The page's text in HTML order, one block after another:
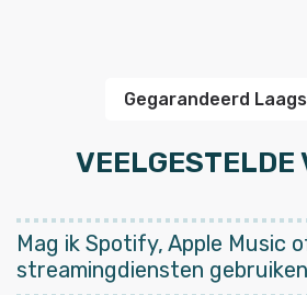
Gegarandeerd
VEELGESTELDE
Mag ik Spotify, Apple Music
streamingdiensten